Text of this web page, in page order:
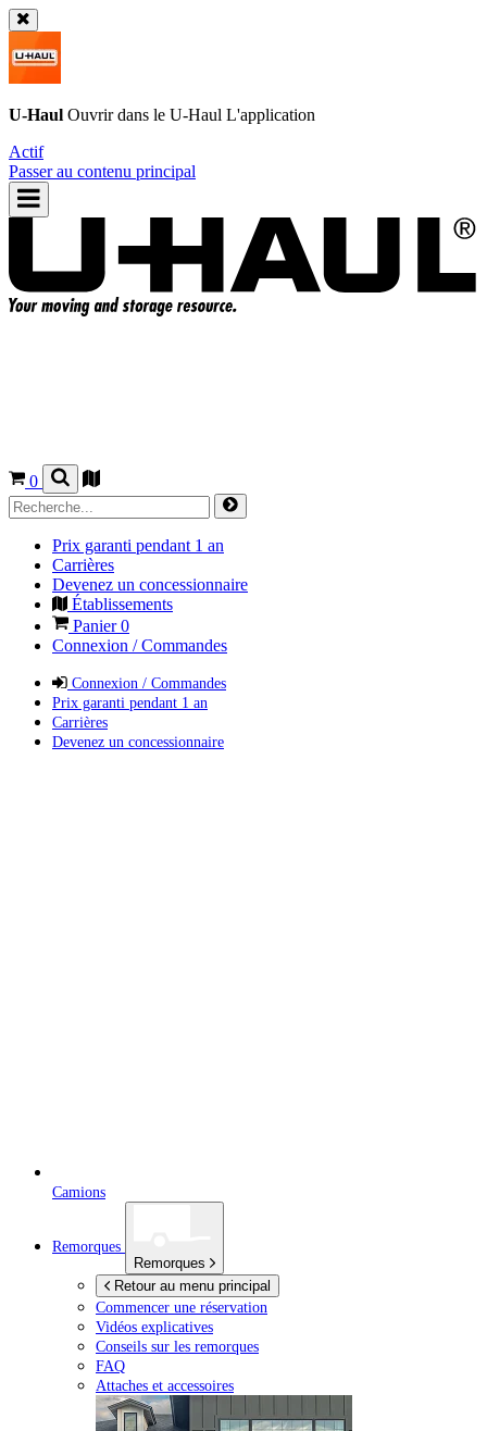
U-Haul Ouvrir dans le U-Haul L'application
Actif
Passer au contenu principal
0
Prix garanti pendant 1 an
Carrières
Devenez un concessionnaire
Établissements
Panier0
Connexion / Commandes
Connexion / Commandes
Prix garanti pendant 1 an
Carrières
Devenez un concessionnaire
Camions
Remorques
Remorques
Retour au menu principal
Commencer une réservation
Vidéos explicatives
Conseils sur les remorques
FAQ
Attaches et accessoires